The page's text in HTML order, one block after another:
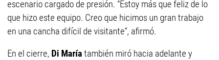
escenario cargado de presión. “Estoy más que feliz de lo
que hizo este equipo. Creo que hicimos un gran trabajo
en una cancha difícil de visitante”, afirmó.
En el cierre, Di Maríatambién miró hacia adelante y